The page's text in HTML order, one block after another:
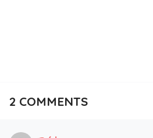
2 COMMENTS